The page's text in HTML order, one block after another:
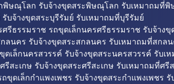
ษณุโลก รับจ้างขุดสระพิษณุโลก รับเหมาถมที่
บจ้างขุดสระบุรีรัมย์ รับเหมาถมที่บุรีรัมย์
ธรรมราช รถขุดเล็กนครศรีธรรมราช รับจ้าง
ลนคร รับจ้างขุดสระสกลนคร รับเหมาถมที่สกล
เล็กนครสวรรค์ รับจ้างขุดสระนครสวรรค์ รับเ
สะเกษ รับจ้างขุดสระศรีสะเกษ รับเหมาถมที่ศรี
ดเล็กกำแพงเพชร รับจ้างขุดสระกำแพงเพชร